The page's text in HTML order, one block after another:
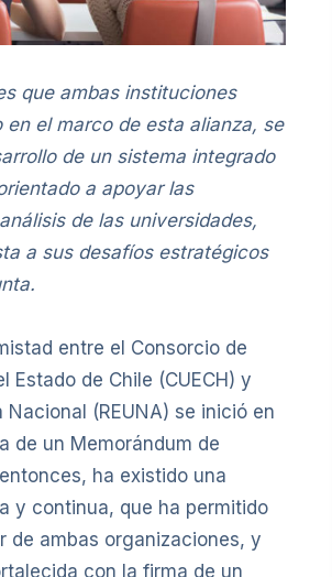
que ambas instituciones
en el marco de esta alianza, se
de un sistema integrado
a apoyar las
de las universidades,
a sus desafíos estratégicos
entre el Consorcio de
Estado de Chile (CUECH) y
Nacional (REUNA) se inició en
de un Memorándum de
ha existido una
y continua, que ha permitido
de ambas organizaciones, y
con la firma de un